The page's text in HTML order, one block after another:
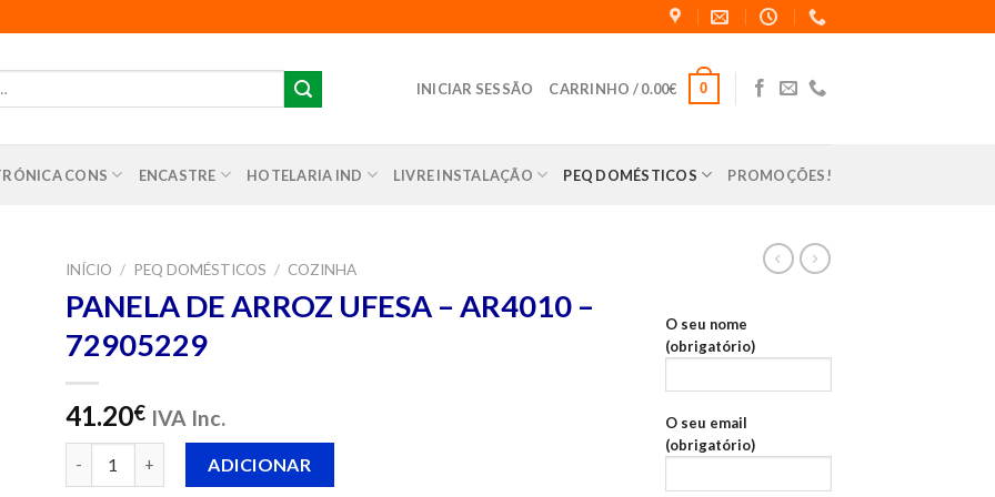
INICIAR SESSÃO CARRINHO /0.00€ 0
CONS ENCASTRE HOTELARIA IND LIVRE INSTALAÇÃO PEQ DOMÉSTICOS PROMOÇÕES!
INÍCIO / PEQ DOMÉSTICOS / COZINHA
PANELA DE ARROZ UFESA – AR4010 –
72905229
41.20€ IVA Inc.
ADICIONAR
O seu nome
(obrigatório)
O seu email
(obrigatório)